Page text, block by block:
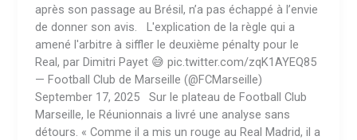
après son passage au Brésil, n’a pas échappé à l’envie
de donner son avis. L'explication de la règle qui a
amené l'arbitre à siffler le deuxième pénalty pour le
Real, par Dimitri Payet 😅 pic.twitter.com/zqK1AYEQ85
— Football Club de Marseille (@FCMarseille)
September 17, 2025 Sur le plateau de Football Club
Marseille, le Réunionnais a livré une analyse sans
détours. « Comme il a mis un rouge au Real Madrid, il a